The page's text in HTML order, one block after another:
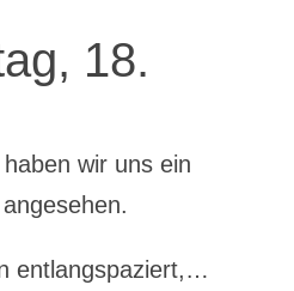
18.
wir uns ein
entlangspaziert,…